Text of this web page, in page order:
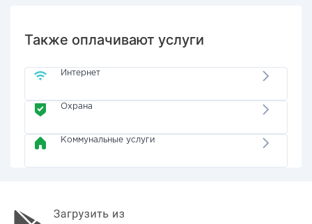
Также оплачивают услуги
Интернет
Охрана
Коммунальные услуги